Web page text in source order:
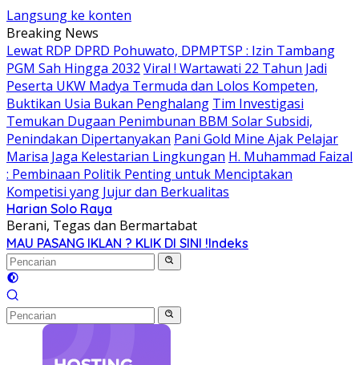
Langsung ke konten
Breaking News
Lewat RDP DPRD Pohuwato, DPMPTSP : Izin Tambang
PGM Sah Hingga 2032 Viral ! Wartawati 22 Tahun Jadi
Peserta UKW Madya Termuda dan Lolos Kompeten,
Buktikan Usia Bukan Penghalang Tim Investigasi
Temukan Dugaan Penimbunan BBM Solar Subsidi,
Penindakan Dipertanyakan Pani Gold Mine Ajak Pelajar
Marisa Jaga Kelestarian Lingkungan H. Muhammad Faizal
: Pembinaan Politik Penting untuk Menciptakan
Kompetisi yang Jujur dan Berkualitas
Harian Solo Raya
Berani, Tegas dan Bermartabat
MAU PASANG IKLAN ? KLIK DI SINI !Indeks